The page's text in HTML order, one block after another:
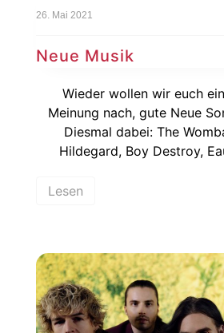
26. Mai 2021
Neue Musik
Wieder wollen wir euch
Meinung nach, gute Neue
Diesmal dabei: The
Hildegard, Boy Destroy,
Lesen